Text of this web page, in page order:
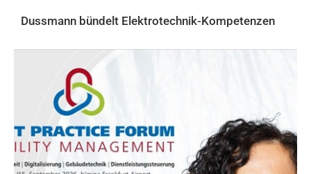
Dussmann bündelt Elektrotechnik-Kompetenzen